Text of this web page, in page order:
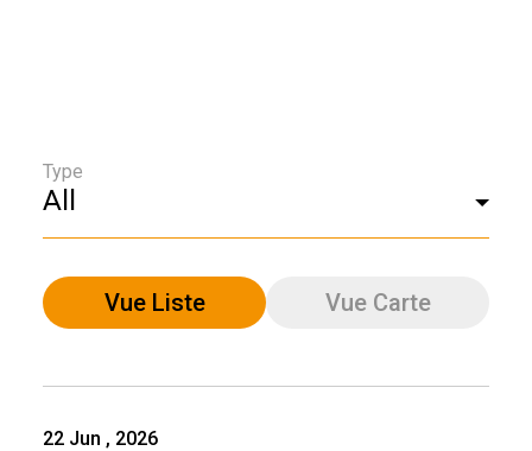
All
Type
Vue Liste Vue Carte
22 Jun , 2026